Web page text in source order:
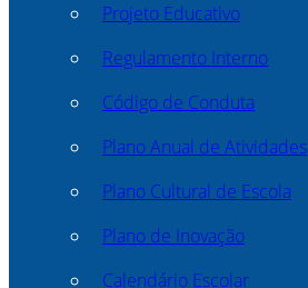
Projeto Educativo
Regulamento Interno
Código de Conduta
Plano Anual de Atividades
Plano Cultural de Escola
Plano de Inovação
Calendário Escolar